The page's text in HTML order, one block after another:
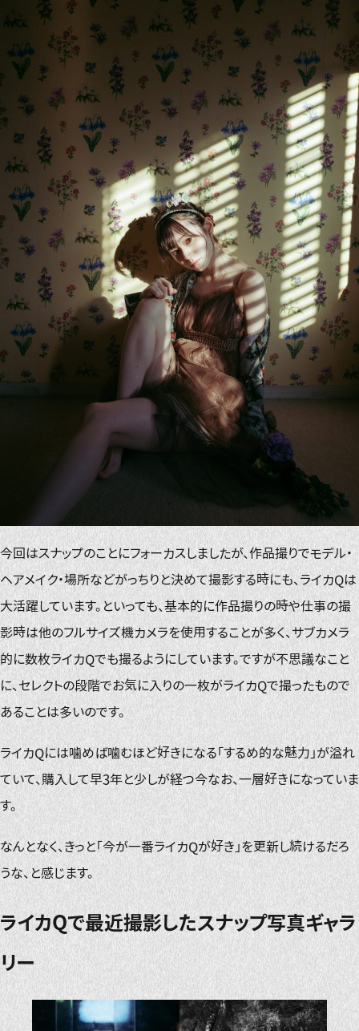
今回はスナップのことにフォーカスしましたが、作品撮りでモデル・
ヘアメイク・場所などがっちりと決めて撮影する時にも、ライカQは
大活躍しています。といっても、基本的に作品撮りの時や仕事の撮
影時は他のフルサイズ機カメラを使用することが多く、サブカメラ
的に数枚ライカQでも撮るようにしています。ですが不思議なこと
に、セレクトの段階でお気に入りの一枚がライカQで撮ったもので
あることは多いのです。
ライカQには噛めば噛むほど好きになる「するめ的な魅力」が溢れ
ていて、購入して早3年と少しが経つ今なお、一層好きになっていま
す。
なんとなく、きっと「今が一番ライカQが好き」を更新し続けるだろ
うな、と感じます。
ライカQで最近撮影したスナップ写真ギャラ
リー